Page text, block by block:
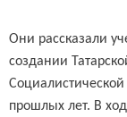
Они рассказали
создании
прошлых лет. В